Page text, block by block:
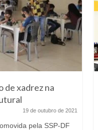
de xadrez na
19 de outubro de 2021
pela SSP-DF